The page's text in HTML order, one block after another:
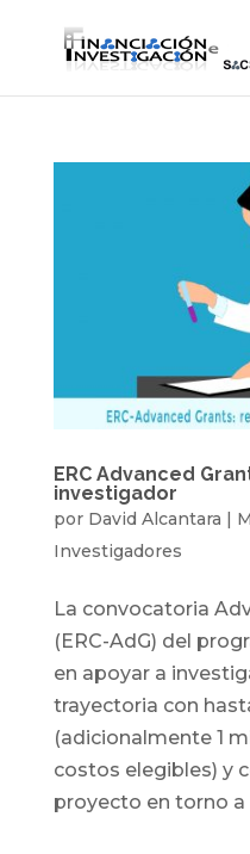
ERC Advanced
investigador
por David Alcantara |
Investigadores
La convocatoria
(ERC-AdG) del
en apoyar a
trayectoria con
(adicionalmente 1
costos elegibles) y
proyecto en torno a